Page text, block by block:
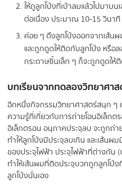
ให้ถูลูกโป่งที่เป่าลมแล้วไปมาบน
ต่อเนื่อง ประมาณ 10-15 วินาที
ค่อย ๆ ดึงลูกโป่งออกจากเส้น
และถูกดูดให้ติดกับลูกโป่ง หรือ
กระดาษชิ้นเล็ก ๆ ก็จะถูกดูดให้
บทเรียนจากทดลองวิทยาศา
อีกหนึ่งกิจกรรมวิทยาศาสตร์สนุก ๆ
ความรู้ที่เกี่ยวกับการถ่ายโอนอิเล็กต
อิเล็กตรอน อนุภาคประจุลบ จะถูกถ่า
ทำให้ลูกโป่งมีประจุลบเกิน และเส้นผ
ของประจุไฟฟ้า ประจุไฟฟ้าที่ต่างกัน
ทำให้เส้นผมที่ติดประจุบวกถูกลูกโป่
ลูกโป่งนั่นเอง